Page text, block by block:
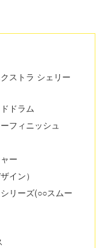
ストラ シェリー
ドラム
フィニッシュ
ー
イン）
リーズ(○○スムー